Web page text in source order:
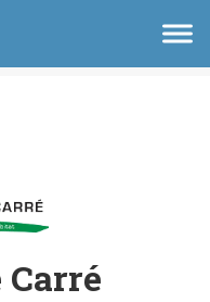
Carré